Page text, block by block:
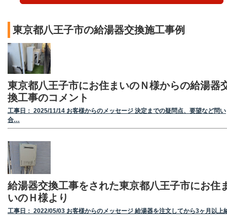
東京都八王子市の給湯器交換施工事例
東京都八王子市にお住まいのＮ様からの給湯器
換工事のコメント
工事日： 2025/11/14 お客様からのメッセージ 決定までの疑問点、要望など問い
合…
給湯器交換工事をされた東京都八王子市にお住
いのＨ様より
工事日： 2022/05/03 お客様からのメッセージ 給湯器を注文してから3ヶ月以